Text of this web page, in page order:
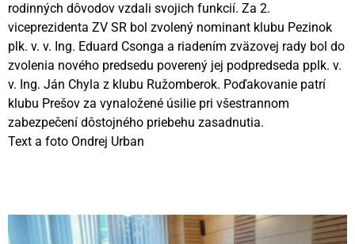
rodinných dôvodov vzdali svojich funkcií. Za 2.
viceprezidenta ZV SR bol zvolený nominant klubu Pezinok
plk. v. v. Ing. Eduard Csonga a riadením zväzovej rady bol do
zvolenia nového predsedu poverený jej podpredseda pplk. v.
v. Ing. Ján Chyla z klubu Ružomberok. Poďakovanie patrí
klubu Prešov za vynaložené úsilie pri všestrannom
zabezpečení dôstojného priebehu zasadnutia.
Text a foto Ondrej Urban